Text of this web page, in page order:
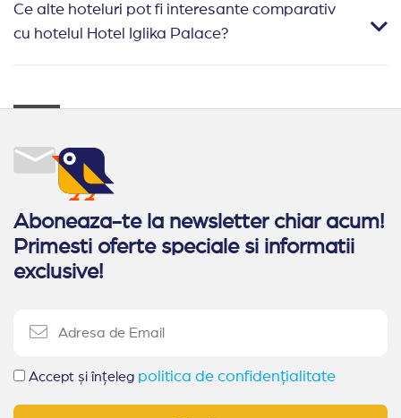
Ce alte hoteluri pot fi interesante comparativ
cu hotelul Hotel Iglika Palace?
Aboneaza-te la newsletter chiar acum!
Primesti oferte speciale si informatii
exclusive!
Accept și înțeleg politica de confidențialitate